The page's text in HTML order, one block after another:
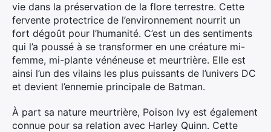
vie dans la préservation de la flore terrestre. Cette
fervente protectrice de l’environnement nourrit un
fort dégoût pour l’humanité. C’est un des sentiments
qui l’a poussé à se transformer en une créature mi-
femme, mi-plante vénéneuse et meurtrière. Elle est
ainsi l’un des vilains les plus puissants de l’univers DC
et devient l’ennemie principale de Batman.
À part sa nature meurtrière, Poison Ivy est également
connue pour sa relation avec Harley Quinn. Cette